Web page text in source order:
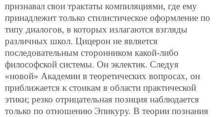
признавал свои трактаты компиляциями, где ему
принадлежит только стилистическое оформление по
типу диалогов, в которых излагаются взгляды
различных школ. Цицерон не является
последовательным сторонником какой-либо
философской системы. Он эклектик. Следуя
«новой» Академии в теоретических вопросах, он
приближается к стоикам в области практической
этики; резко отрицательная позиция наблюдается
только по отношению Эпикуру. В теории познания